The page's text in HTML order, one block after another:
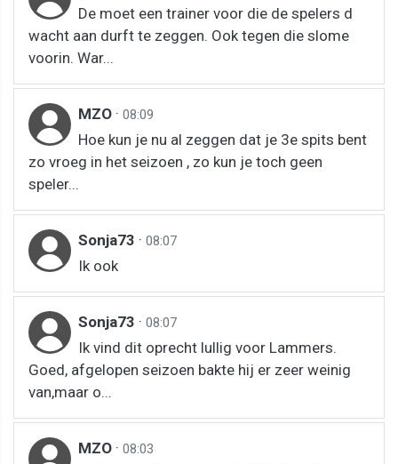
De moet een trainer voor die de spelers d
wacht aan durft te zeggen. Ook tegen die slome
voorin. War...
MZO · 08:09
Hoe kun je nu al zeggen dat je 3e spits bent
zo vroeg in het seizoen , zo kun je toch geen
speler...
Sonja73 · 08:07
Ik ook
Sonja73 · 08:07
Ik vind dit oprecht lullig voor Lammers.
Goed, afgelopen seizoen bakte hij er zeer weinig
van,maar o...
MZO · 08:03